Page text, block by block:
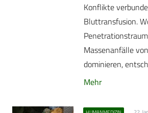
Konflikte
Bluttransfusion.
Massenanfälle
dominieren,
Mehr